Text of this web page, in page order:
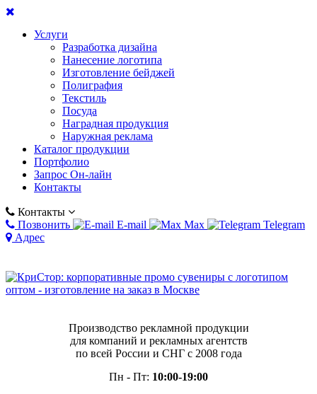
Услуги
Разработка дизайна
Нанесение логотипа
Изготовление бейджей
Полиграфия
Текстиль
Посуда
Наградная продукция
Наружная реклама
Каталог продукции
Портфолио
Запрос Он-лайн
Контакты
Контакты
Позвонить
E-mail Max
Telegram
Адрес
Производство рекламной продукции
для компаний и рекламных агентств
по всей России и СНГ с 2008 года
Пн - Пт: 10:00-19:00